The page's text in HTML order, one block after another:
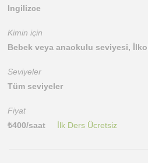
Ingilizce
Kimin için
Bebek veya anaokulu seviyesi,
Seviyeler
Tüm seviyeler
Fiyat
₺400/saat İlk Ders Ücretsiz